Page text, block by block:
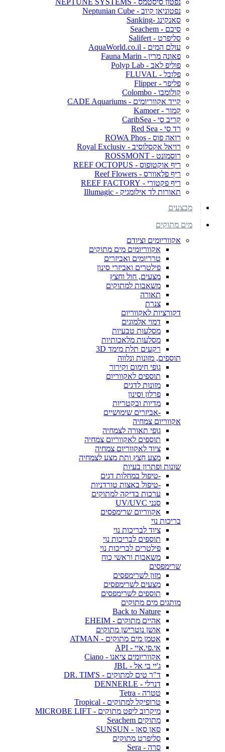
נפטוניאן קיוב - Neptunian Cube
סאנקינג -Sanking
סיכם - Seachem
סליפרט - Salifert
עולם המים - AquaWorld.co.il
פאונה מרין - Fauna Marin
פוליפ לאב - Polyp Lab
פלובל - FLUVAL
פליפר - Flipper
קולומבו - Colombo
קייד אקווריומים - CADE Aquariums
קמור - Kamoer
קריב סי - CaribSea
רד סי - Red Sea
רואה פוס - ROWA Phos
רויאל אקסלוסיב - Royal Exclusiv
רוסמונט - ROSSMONT
ריף אוקטופוס - REEF OCTOPUS
ריף פלאוורס - Reef Flowers
ריף פקטורי - REEF FACTORY
תאורות לד אילומגיק - Illumagic
מבצעים
מים מתוקים
אקווריומים וציודם
אקווריומים מים מתוקים
טרריומים ואביזרים
פילטרים ואביזרי סינון
מצעים, חול וחצץ
משאבות למתוקים
תאורה
צנרת
דקורציות לאקווריום
דמוי אלמוגים
מסלעות טבעיות
מסלעות מלאכותיות
רקעים תלת מימד 3D
תוספים, מזונות ונלווה
גופי חימום וקירור
תוספים לאקווריום
מזונות לדגים
פרלון וסינון
מדיות ובקטריות
-אביזרים שימושיים
אקווריום צמחיה
גופי תאורה לצמחיה
תוספים לאקווריום צמחיה
ציוד לאקווריום צמחיה
מצע חצץ ותת מצע לצמחיה
שונות ופתרון בעיות
-טיפול במחלות דגים
-טיפול באצות טורדניות
ערכות בדיקה למתוקים
סנני UV/UVC
אקווריום שרימפסים
בריכות נוי
ציוד לבריכות נוי
תוספים לבריכות נוי
פילטרים לבריכות נוי
משאבות וראשי כוח
שרימפסים
מזון לשרימפסים
מצעים לשרימפסים
תוספים לשרימפסים
מותגים מים מתוקים
Back to Nature
אהיים מתוקים - EHEIM
אושן נוטרישן מתוקים
אטמן מים מתוקים - ATMAN
אי.פי.איי - API
אקווריומים ציאנו - Ciano
ג'יי בי אל - JBL
ד"ר טים למתוקים - DR. TIM'S
דנרלי - DENNERLE
טטרה - Tetra
טרופיקל למתוקים - Tropical
מיקרוב ליפט מתוקים - MICROBE LIFT
מתוקים Seachem
סאן סאן - SUNSUN
סליפרט מתוקים
סרה - Sera